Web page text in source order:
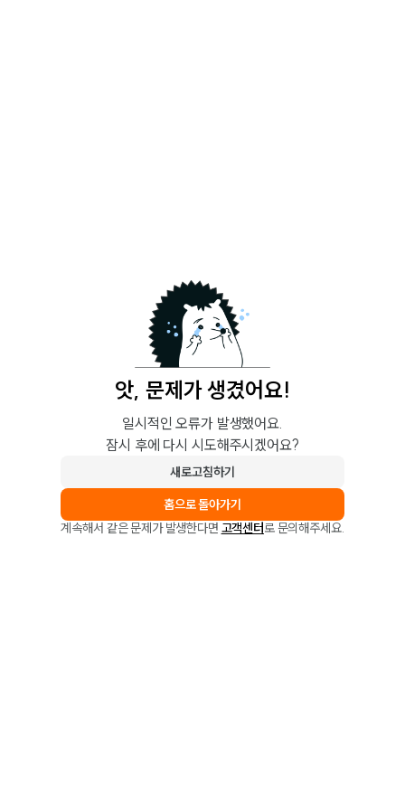
앗, 문제가 생겼어요!
일시적인 오류가 발생했어요.
잠시 후에 다시 시도해주시겠어요?
새로고침하기
홈으로 돌아가기
계속해서 같은 문제가 발생한다면 고객센터로 문의해주세요.